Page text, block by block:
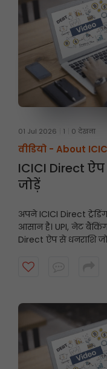
01 Jul 2026 1 0 देखना
वीडियो - About
ICICI Direct
जोड़ें
अपने ICICI Direct
आसान है। UPI, नेट
Direct ऐप से धनराशि